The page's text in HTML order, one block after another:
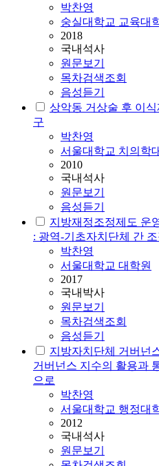
박찬영
숭실대학교 교육대
2018
국내석사
원문보기
목차검색조회
음성듣기
상악동 거상술 후 이
구
박찬영
서울대학교 치의학
2010
국내석사
원문보기
음성듣기
지방재정조정제도 운
: 광역-기초자치단체 간
박찬영
서울대학교 대학원
2017
국내박사
원문보기
목차검색조회
음성듣기
지방자치단체 거버넌
거버넌스 지수의 활용과
으로
박찬영
서울대학교 행정대
2012
국내석사
원문보기